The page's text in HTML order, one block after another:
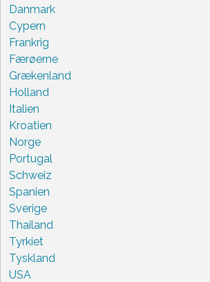
Danmark
Cypern
Frankrig
Færøerne
Grækenland
Holland
Italien
Kroatien
Norge
Portugal
Schweiz
Spanien
Sverige
Thailand
Tyrkiet
Tyskland
USA